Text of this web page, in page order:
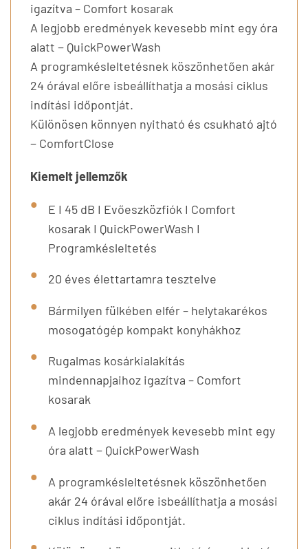
igazítva – Comfort kosarak
A legjobb eredmények kevesebb mint egy óra
alatt − QuickPowerWash
A programkésleltetésnek köszönhetően akár
24 órával előre isbeállíthatja a mosási ciklus
indítási időpontját.
Különösen könnyen nyitható és csukható ajtó
− ComfortClose
Kiemelt jellemzők
E I 45 dB I Evőeszközfiók I Comfort
kosarak I QuickPowerWash I
Programkésleltetés
20 éves élettartamra tesztelve
Bármilyen fülkében elfér – helytakarékos
mosogatógép kompakt konyhákhoz
Rugalmas kosárkialakítás
mindennapjaihoz igazítva – Comfort
kosarak
A legjobb eredmények kevesebb mint egy
óra alatt − QuickPowerWash
A programkésleltetésnek köszönhetően
akár 24 órával előre isbeállíthatja a mosási
ciklus indítási időpontját.